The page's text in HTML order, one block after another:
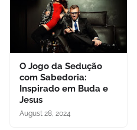
O Jogo da Sedução
com Sabedoria:
Inspirado em Buda e
Jesus
August 28, 2024